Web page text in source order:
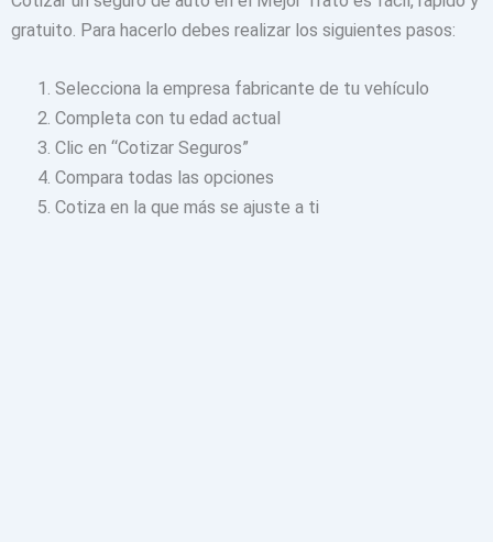
gratuito. Para hacerlo debes realizar los siguientes pasos:
Selecciona la empresa fabricante de tu vehículo
Completa con tu edad actual
Clic en “Cotizar Seguros”
Compara todas las opciones
Cotiza en la que más se ajuste a ti